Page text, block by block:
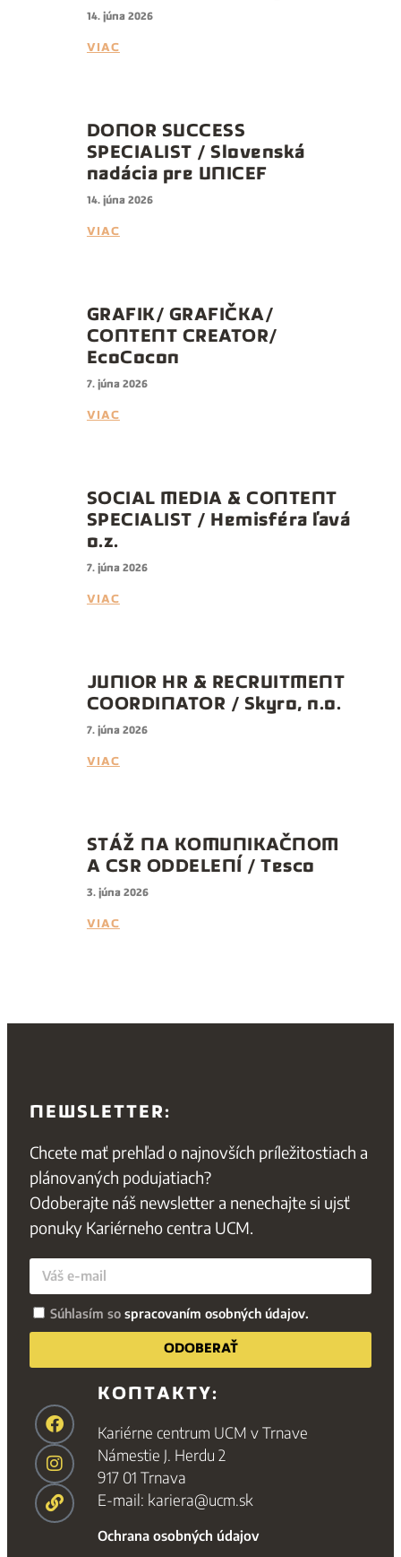
14. júna 2026
VIAC
DONOR SUCCESS
SPECIALIST / Slovenská
nadácia pre UNICEF
14. júna 2026
VIAC
GRAFIK/ GRAFIČKA/
CONTENT CREATOR/
EcoCocon
7. júna 2026
VIAC
SOCIAL MEDIA & CONTENT
SPECIALIST / Hemisféra ľavá
o.z.
7. júna 2026
VIAC
JUNIOR HR & RECRUITMENT
COORDINATOR / Skyro, n.o.
7. júna 2026
VIAC
STÁŽ NA KOMUNIKAČNOM
A CSR ODDELENÍ / Tesco
3. júna 2026
VIAC
NEWSLETTER:
Chcete mať prehľad o najnovších príležitostiach a
plánovaných podujatiach?
Odoberajte náš newsletter a nenechajte si ujsť
ponuky Kariérneho centra UCM.
Súhlasím so spracovaním osobných údajov.
ODOBERAŤ
KONTAKTY:
Kariérne centrum UCM v Trnave
Námestie J. Herdu 2
917 01 Trnava
E-mail: kariera@ucm.sk
Ochrana osobných údajov